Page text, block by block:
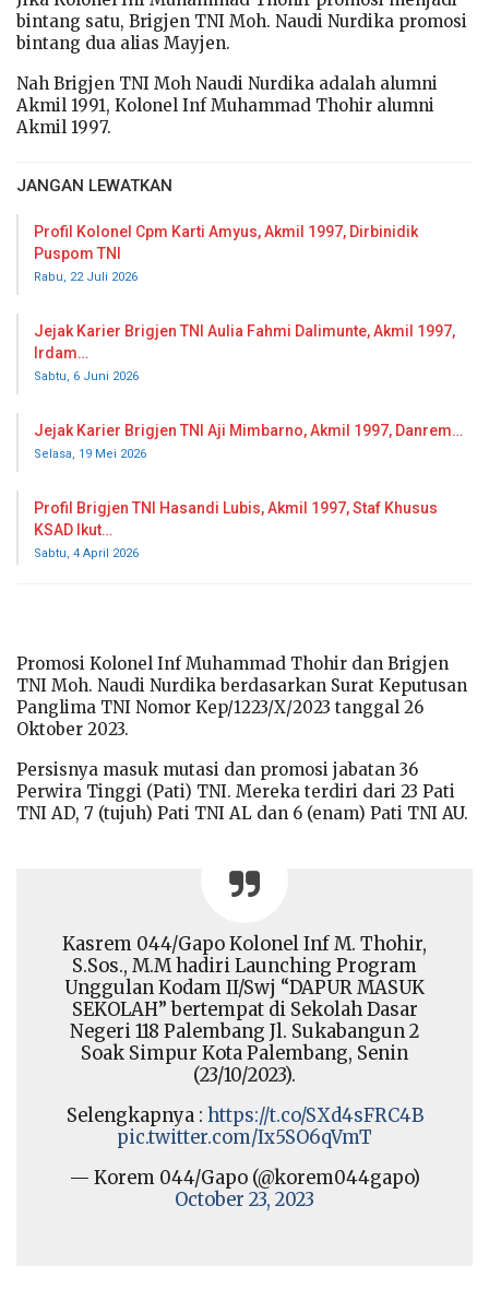
bintang satu, Brigjen TNI Moh. Naudi Nurdika promosi
bintang dua alias Mayjen.
Nah Brigjen TNI Moh Naudi Nurdika adalah alumni
Akmil 1991, Kolonel Inf Muhammad Thohir alumni
Akmil 1997.
JANGAN LEWATKAN
Profil Kolonel Cpm Karti Amyus, Akmil 1997, Dirbinidik
Puspom TNI
Rabu, 22 Juli 2026
Jejak Karier Brigjen TNI Aulia Fahmi Dalimunte, Akmil 1997,
Irdam…
Sabtu, 6 Juni 2026
Jejak Karier Brigjen TNI Aji Mimbarno, Akmil 1997, Danrem…
Selasa, 19 Mei 2026
Profil Brigjen TNI Hasandi Lubis, Akmil 1997, Staf Khusus
KSAD Ikut…
Sabtu, 4 April 2026
Promosi Kolonel Inf Muhammad Thohir dan Brigjen
TNI Moh. Naudi Nurdika berdasarkan Surat Keputusan
Panglima TNI Nomor Kep/1223/X/2023 tanggal 26
Oktober 2023.
Persisnya masuk mutasi dan promosi jabatan 36
Perwira Tinggi (Pati) TNI. Mereka terdiri dari 23 Pati
TNI AD, 7 (tujuh) Pati TNI AL dan 6 (enam) Pati TNI AU.
Kasrem 044/Gapo Kolonel Inf M. Thohir,
S.Sos., M.M hadiri Launching Program
Unggulan Kodam II/Swj “DAPUR MASUK
SEKOLAH” bertempat di Sekolah Dasar
Negeri 118 Palembang Jl. Sukabangun 2
Soak Simpur Kota Palembang, Senin
(23/10/2023).
Selengkapnya : https://t.co/SXd4sFRC4B
pic.twitter.com/Ix5SO6qVmT
— Korem 044/Gapo (@korem044gapo)
October 23, 2023